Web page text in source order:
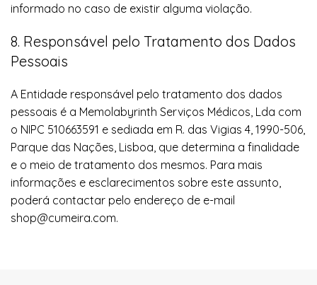
informado no caso de existir alguma violação.
8. Responsável pelo Tratamento dos Dados
Pessoais
A Entidade responsável pelo tratamento dos dados
pessoais é a Memolabyrinth Serviços Médicos, Lda com
o NIPC 510663591 e sediada em R. das Vigias 4, 1990-506,
Parque das Nações, Lisboa, que determina a finalidade
e o meio de tratamento dos mesmos. Para mais
informações e esclarecimentos sobre este assunto,
poderá contactar pelo endereço de e-mail
shop@cumeira.com.